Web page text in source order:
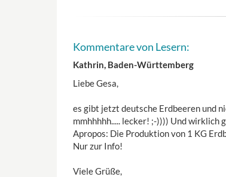
Kommentare von Lesern:
Kathrin, Baden-Württemberg
Liebe Gesa,
es gibt jetzt deutsche Erdbeeren und
mmhhhhh..... lecker! ;-)))) Und wirklich
Apropos: Die Produktion von 1 KG
Nur zur Info!
Viele Grüße,